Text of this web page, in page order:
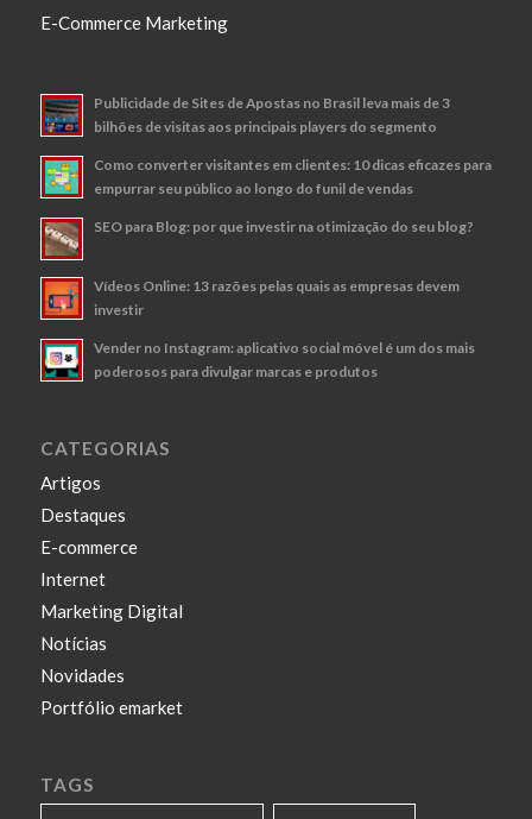
E-Commerce Marketing
Publicidade de Sites de Apostas no Brasil leva mais de 3
bilhões de visitas aos principais players do segmento
Como converter visitantes em clientes: 10 dicas eficazes para
empurrar seu público ao longo do funil de vendas
SEO para Blog: por que investir na otimização do seu blog?
Vídeos Online: 13 razões pelas quais as empresas devem
investir
Vender no Instagram: aplicativo social móvel é um dos mais
poderosos para divulgar marcas e produtos
CATEGORIAS
Artigos
Destaques
E-commerce
Internet
Marketing Digital
Notícias
Novidades
Portfólio emarket
TAGS